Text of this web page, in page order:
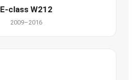
E-class W212
2009–2016